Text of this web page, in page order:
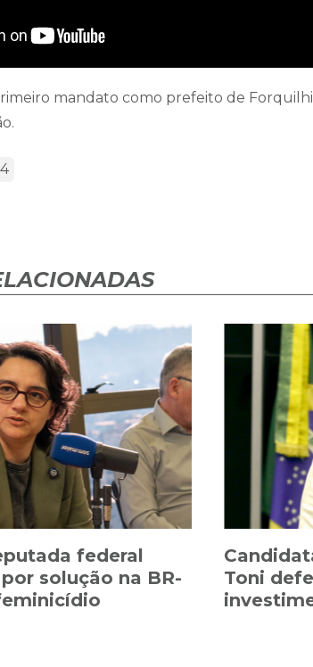
mandato como prefeito de
federal
solução na BR-
Toni